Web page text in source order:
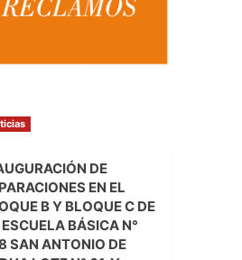
DE
EN EL
B Y BLOQUE C DE
BÁSICA N°
SAN ANTONIO DE